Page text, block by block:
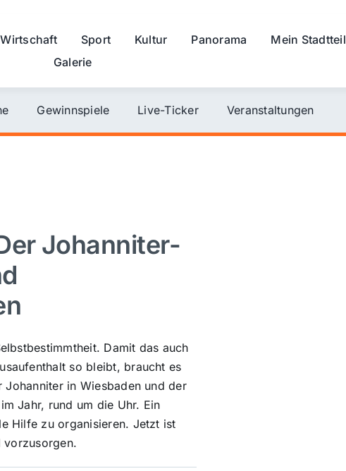
Wirtschaft Sport Kultur Panorama
Mein Stadtteil
Galerie
Gewinnspiele Live-Ticker Veranstaltungen
Johanniter-
Damit das auch
so bleibt, braucht es
in Wiesbaden und der
Jahr, rund um die Uhr. Ein
Hilfe zu organisieren. Jetzt ist
vorzusorgen.